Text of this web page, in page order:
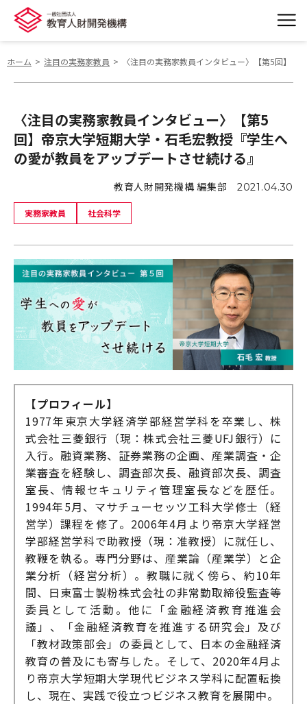
ホーム 注目の実務家教員 〈注目の実務家教員インタビュー〉【第5回】
〈注目の実務家教員インタビュー〉【第5
回】帝京大学短期大学・石毛宏教授『学生へ
の愛が教員をアップデートさせ続ける』
教育人財開発機構 編集部 2021.04.30
実務家教員 社会科学
【プロフィール】
1977年東京大学経済学部経営学科を卒業し、株
式会社三菱銀行（現：株式会社三菱UFJ銀行）に
入行。融資業務、証券業務の企画、産業調査・企
業審査を経験し、調査部次長、融資部次長、調査
室長、情報セキュリティ管理室長などを歴任。
1994年5月、マサチューセッツ工科大学修士（経
営学）課程を修了。2006年4月より帝京大学経営
学部経営学科で助教授（現：准教授）に就任し、
教鞭を執る。専門分野は、産業論（産業学）と企
業分析（経営分析）。教職に就く傍ら、約10年
間、日東富士製粉株式会社の非常勤取締役監査等
委員として活動。他に「金融経済教育推進会
議」、「金融経済教育を推進する研究会」及び
「教材政策部会」の委員として、日本の金融経済
教育の普及にも寄与した。そして、2020年4月よ
り帝京大学短期大学現代ビジネス学科に配置転換
し、現在、実践で役立つビジネス教育を展開中。